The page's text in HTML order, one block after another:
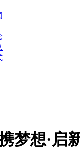
梦想·启